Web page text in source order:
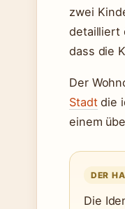
zwei
detailliert
dass die
Der
Stadtdie
einem
DER
Die